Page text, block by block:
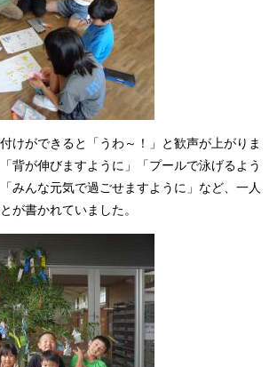
けができると「うわ～！」と歓声が上がりま
背が伸びますように」「プールで泳げるよう
みんな元気で過ごせますように」など、一人
が書かれていました。